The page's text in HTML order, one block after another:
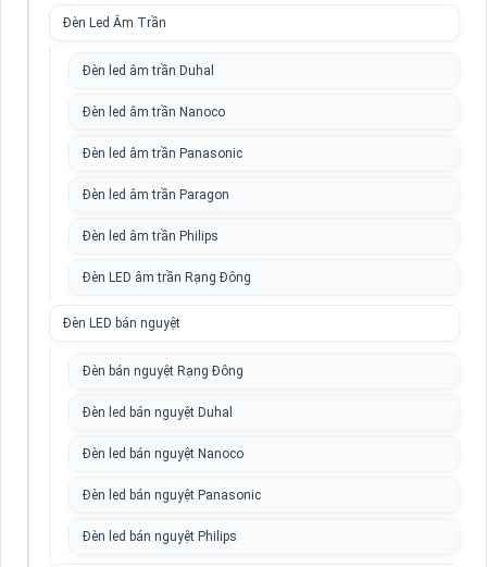
Đèn Led Âm Trần
Đèn led âm trần Duhal
Đèn led âm trần Nanoco
Đèn led âm trần Panasonic
Đèn led âm trần Paragon
Đèn led âm trần Philips
Đèn LED âm trần Rạng Đông
Đèn LED bán nguyệt
Đèn bán nguyệt Rạng Đông
Đèn led bán nguyệt Duhal
Đèn led bán nguyệt Nanoco
Đèn led bán nguyệt Panasonic
Đèn led bán nguyệt Philips